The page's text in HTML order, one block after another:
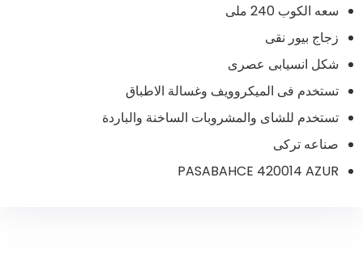
سعه الكوب 240 ملى
زجاج بيور نقى
شكل انسيابى عصرى
تستخدم فى الميكروويف وغسالة الاطباق
تستخدم للشاى والمشروبات الساخنة والباردة
صناعه تركى
PASABAHCE 420014 AZUR